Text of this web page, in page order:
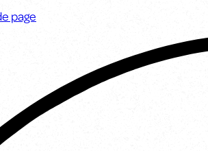
page